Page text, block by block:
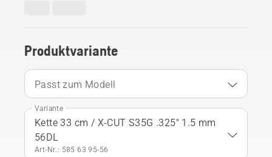
Produktvariante
Passt zum Modell
Variante
Kette 33 cm / X-CUT S35G .325" 1.5 mm
56DL
Art-Nr.: 585 63 95‑56